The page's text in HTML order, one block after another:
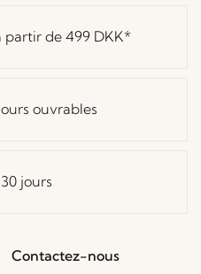
partir de 499 DKK*
ouvrables
jours
Contactez-nous